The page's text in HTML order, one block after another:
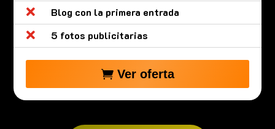

Blog con la primera entrada

5 fotos publicitarias
Ver oferta